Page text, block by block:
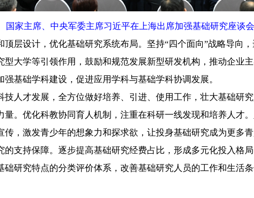
国家主席、中央军委主席习近平在上海出席加强基础研究座谈
设计，优化基础研究系统布局。坚持“四个面向”战略导向
大学等引领作用，鼓励和规范发展新型研发机构，推动企业
基础学科建设，促进应用学科与基础学科协调发展。
才发展，全方位做好培养、引进、使用工作，壮大基础研
量。优化科教协同育人机制，注重在科研一线发现和培养人才
，激发青少年的想象力和探求欲，让投身基础研究成为更多青
持保障。逐步提高基础研究经费占比，形成多元化投入格
研究特点的分类评价体系，改善基础研究人员的工作和生活